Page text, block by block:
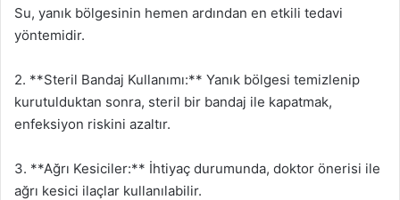
Su, yanık bölgesinin hemen ardından en etkili tedavi
yöntemidir.
2. **Steril Bandaj Kullanımı:** Yanık bölgesi temizlenip
kurutulduktan sonra, steril bir bandaj ile kapatmak,
enfeksiyon riskini azaltır.
3. **Ağrı Kesiciler:** İhtiyaç durumunda, doktor önerisi ile
ağrı kesici ilaçlar kullanılabilir.